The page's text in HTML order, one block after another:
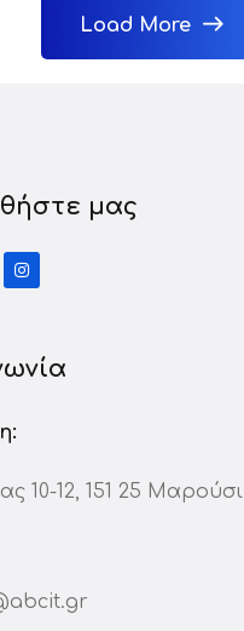
Load More
μας
10-12, 151 25 Μαρούσι